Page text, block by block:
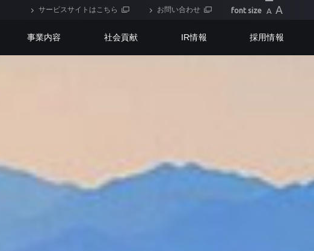
事業内容 社会貢献 IR情報 採用情報
サービスサイトはこちら お問い合わせ font size A A